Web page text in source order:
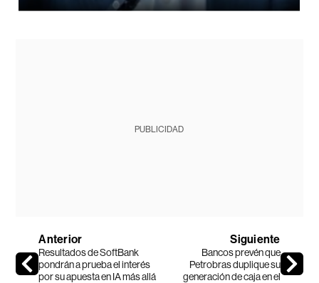
PUBLICIDAD
Anterior
Resultados de SoftBank
pondrán a prueba el interés
por su apuesta en IA más allá
Siguiente
Bancos prevén que
Petrobras duplique su
generación de caja en el